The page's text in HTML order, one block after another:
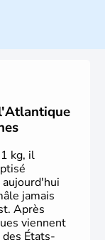
avant l'arrivée
continent par
13 colonies
d'indépendance
en 1787.
dans une
kg, il
jamais
Après
viennent
États-